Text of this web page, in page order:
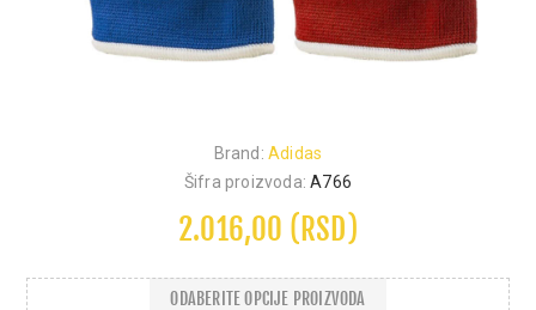
Brand: Adidas
Šifra proizvoda: A766
2.016,00 (RSD)
ODABERITE OPCIJE PROIZVODA